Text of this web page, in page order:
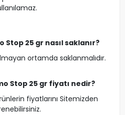
Stop 25 gr nasıl saklanır?
ortamda saklanmalıdır.
Stop 25 gr fiyatı nedir?
fiyatlarını Sitemizden